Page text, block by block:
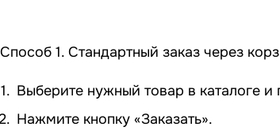
Способ 1. Стандартный заказ через
Выберите нужный товар в каталоге и
Нажмите кнопку «Заказать».